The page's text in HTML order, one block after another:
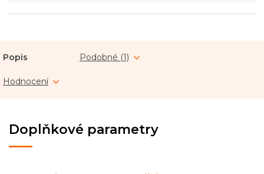
Popis Podobné (1)
Hodnocení
Doplňkové parametry